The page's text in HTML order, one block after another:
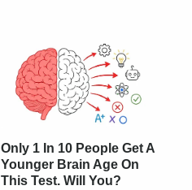
Only 1 In 10 People Get A
Younger Brain Age On
This Test. Will You?